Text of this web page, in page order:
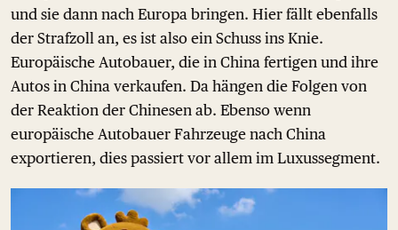
und sie dann nach Europa bringen. Hier fällt ebenfalls
der Strafzoll an, es ist also ein Schuss ins Knie.
Europäische Autobauer, die in China fertigen und ihre
Autos in China verkaufen. Da hängen die Folgen von
der Reaktion der Chinesen ab. Ebenso wenn
europäische Autobauer Fahrzeuge nach China
exportieren, dies passiert vor allem im Luxussegment.